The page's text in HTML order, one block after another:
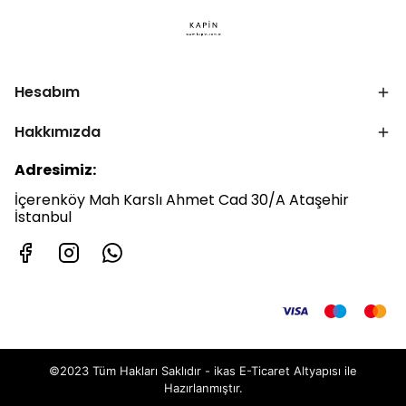
Hesabım
Hakkımızda
Adresimiz:
İçerenköy Mah Karslı Ahmet Cad 30/A Ataşehir
İstanbul
©2023 Tüm Hakları Saklıdır - ikas E-Ticaret Altyapısı ile
Hazırlanmıştır.